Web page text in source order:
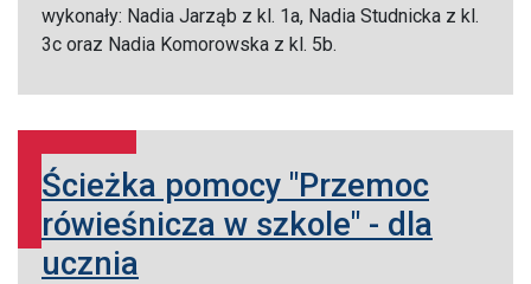
wykonały: Nadia Jarząb z kl. 1a, Nadia Studnicka z kl.
3c oraz Nadia Komorowska z kl. 5b.
Ścieżka pomocy "Przemoc
rówieśnicza w szkole" - dla
ucznia